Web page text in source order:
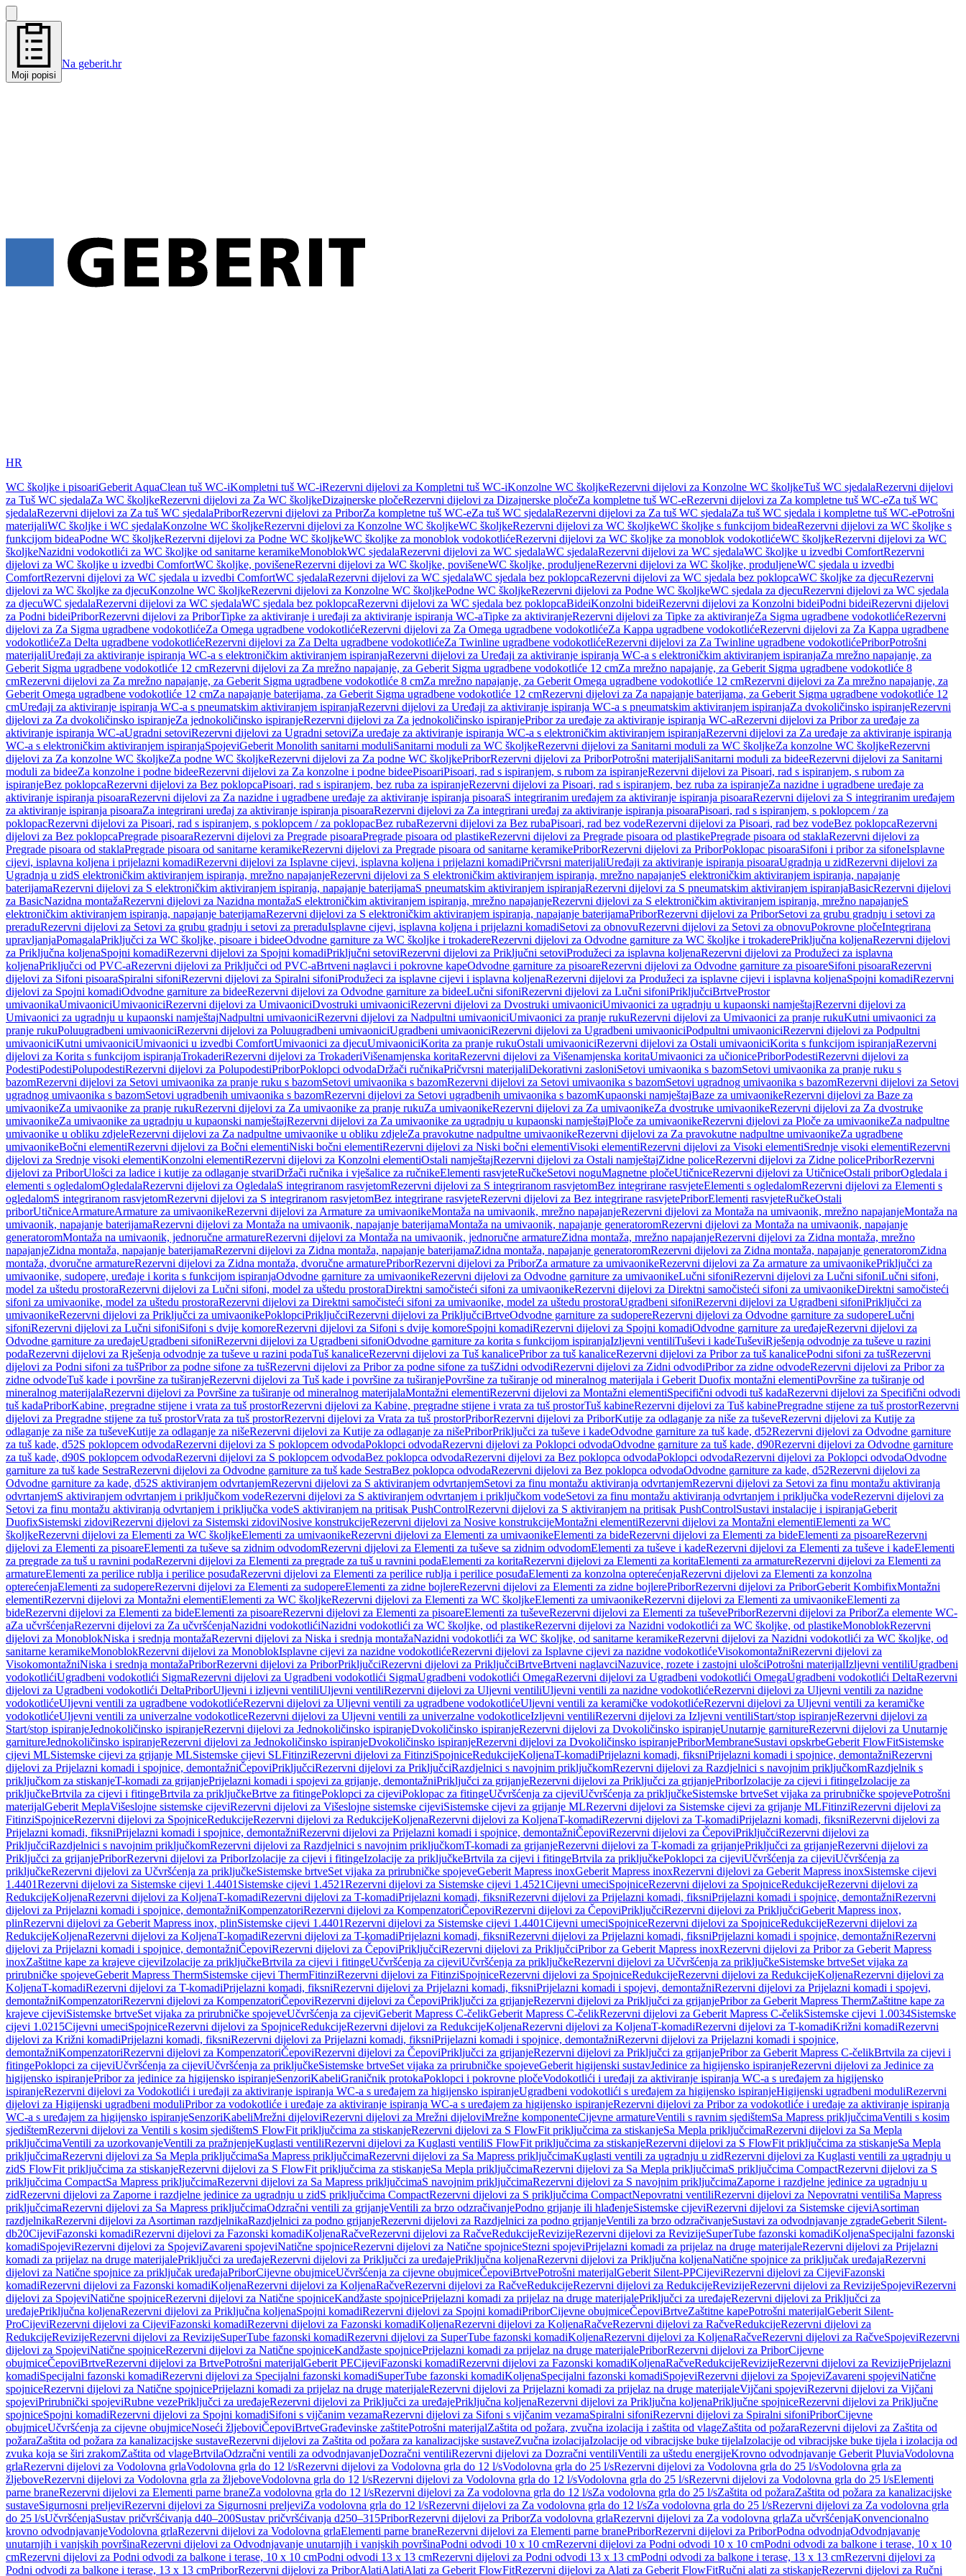
Moji popisi
Na geberit.hr
HR
WC školjke i pisoariGeberit AquaClean tuš WC-iKompletni tuš WC-iRezervni dijelovi za Kompletni tuš WC-iKonzolne WC školjkeRezervni dijelovi za Konzolne WC školjkeTuš WC sjedalaRezervni dijelovi
za Tuš WC sjedalaZa WC školjkeRezervni dijelovi za Za WC školjkeDizajnerske pločeRezervni dijelovi za Dizajnerske pločeZa kompletne tuš WC-eRezervni dijelovi za Za kompletne tuš WC-eZa tuš WC
sjedalaRezervni dijelovi za Za tuš WC sjedalaPriborRezervni dijelovi za PriborZa kompletne tuš WC-eZa tuš WC sjedalaRezervni dijelovi za Za tuš WC sjedalaZa tuš WC sjedala i kompletne tuš WC-ePotrošni
materijaliWC školjke i WC sjedalaKonzolne WC školjkeRezervni dijelovi za Konzolne WC školjkeWC školjkeRezervni dijelovi za WC školjkeWC školjke s funkcijom bideaRezervni dijelovi za WC školjke s
funkcijom bideaPodne WC školjkeRezervni dijelovi za Podne WC školjkeWC školjke za monoblok vodokotlićeRezervni dijelovi za WC školjke za monoblok vodokotlićeWC školjkeRezervni dijelovi za WC
školjkeNazidni vodokotlići za WC školjke od sanitarne keramikeMonoblokWC sjedalaRezervni dijelovi za WC sjedalaWC sjedalaRezervni dijelovi za WC sjedalaWC školjke u izvedbi ComfortRezervni
dijelovi za WC školjke u izvedbi ComfortWC školjke, povišeneRezervni dijelovi za WC školjke, povišeneWC školjke, produljeneRezervni dijelovi za WC školjke, produljeneWC sjedala u izvedbi
ComfortRezervni dijelovi za WC sjedala u izvedbi ComfortWC sjedalaRezervni dijelovi za WC sjedalaWC sjedala bez poklopcaRezervni dijelovi za WC sjedala bez poklopcaWC školjke za djecuRezervni
dijelovi za WC školjke za djecuKonzolne WC školjkeRezervni dijelovi za Konzolne WC školjkePodne WC školjkeRezervni dijelovi za Podne WC školjkeWC sjedala za djecuRezervni dijelovi za WC sjedala
za djecuWC sjedalaRezervni dijelovi za WC sjedalaWC sjedala bez poklopcaRezervni dijelovi za WC sjedala bez poklopcaBideiKonzolni bideiRezervni dijelovi za Konzolni bideiPodni bideiRezervni dijelovi
za Podni bideiPriborRezervni dijelovi za PriborTipke za aktiviranje i uređaji za aktiviranje ispiranja WC-aTipke za aktiviranjeRezervni dijelovi za Tipke za aktiviranjeZa Sigma ugradbene vodokotlićeRezervni
dijelovi za Za Sigma ugradbene vodokotlićeZa Omega ugradbene vodokotlićeRezervni dijelovi za Za Omega ugradbene vodokotlićeZa Kappa ugradbene vodokotlićeRezervni dijelovi za Za Kappa ugradbene
vodokotlićeZa Delta ugradbene vodokotlićeRezervni dijelovi za Za Delta ugradbene vodokotlićeZa Twinline ugradbene vodokotlićeRezervni dijelovi za Za Twinline ugradbene vodokotlićePriborPotrošni
materijaliUređaji za aktiviranje ispiranja WC-a s elektroničkim aktiviranjem ispiranjaRezervni dijelovi za Uređaji za aktiviranje ispiranja WC-a s elektroničkim aktiviranjem ispiranjaZa mrežno napajanje, za
Geberit Sigma ugradbene vodokotliće 12 cmRezervni dijelovi za Za mrežno napajanje, za Geberit Sigma ugradbene vodokotliće 12 cmZa mrežno napajanje, za Geberit Sigma ugradbene vodokotliće 8
cmRezervni dijelovi za Za mrežno napajanje, za Geberit Sigma ugradbene vodokotliće 8 cmZa mrežno napajanje, za Geberit Omega ugradbene vodokotliće 12 cmRezervni dijelovi za Za mrežno napajanje, za
Geberit Omega ugradbene vodokotliće 12 cmZa napajanje baterijama, za Geberit Sigma ugradbene vodokotliće 12 cmRezervni dijelovi za Za napajanje baterijama, za Geberit Sigma ugradbene vodokotliće 12
cmUređaji za aktiviranje ispiranja WC-a s pneumatskim aktiviranjem ispiranjaRezervni dijelovi za Uređaji za aktiviranje ispiranja WC-a s pneumatskim aktiviranjem ispiranjaZa dvokoličinsko ispiranjeRezervni
dijelovi za Za dvokoličinsko ispiranjeZa jednokoličinsko ispiranjeRezervni dijelovi za Za jednokoličinsko ispiranjePribor za uređaje za aktiviranje ispiranja WC-aRezervni dijelovi za Pribor za uređaje za
aktiviranje ispiranja WC-aUgradni setoviRezervni dijelovi za Ugradni setoviZa uređaje za aktiviranje ispiranja WC-a s elektroničkim aktiviranjem ispiranjaRezervni dijelovi za Za uređaje za aktiviranje ispiranja
WC-a s elektroničkim aktiviranjem ispiranjaSpojeviGeberit Monolith sanitarni moduliSanitarni moduli za WC školjkeRezervni dijelovi za Sanitarni moduli za WC školjkeZa konzolne WC školjkeRezervni
dijelovi za Za konzolne WC školjkeZa podne WC školjkeRezervni dijelovi za Za podne WC školjkePriborRezervni dijelovi za PriborPotrošni materijaliSanitarni moduli za bideeRezervni dijelovi za Sanitarni
moduli za bideeZa konzolne i podne bideeRezervni dijelovi za Za konzolne i podne bideePisoariPisoari, rad s ispiranjem, s rubom za ispiranjeRezervni dijelovi za Pisoari, rad s ispiranjem, s rubom za
ispiranjeBez poklopcaRezervni dijelovi za Bez poklopcaPisoari, rad s ispiranjem, bez ruba za ispiranjeRezervni dijelovi za Pisoari, rad s ispiranjem, bez ruba za ispiranjeZa nazidne i ugradbene uređaje za
aktiviranje ispiranja pisoaraRezervni dijelovi za Za nazidne i ugradbene uređaje za aktiviranje ispiranja pisoaraS integriranim uređajem za aktiviranje ispiranja pisoaraRezervni dijelovi za S integriranim uređajem
za aktiviranje ispiranja pisoaraZa integrirani uređaj za aktiviranje ispiranja pisoaraRezervni dijelovi za Za integrirani uređaj za aktiviranje ispiranja pisoaraPisoari, rad s ispiranjem, s poklopcem / za
poklopacRezervni dijelovi za Pisoari, rad s ispiranjem, s poklopcem / za poklopacBez rubaRezervni dijelovi za Bez rubaPisoari, rad bez vodeRezervni dijelovi za Pisoari, rad bez vodeBez poklopcaRezervni
dijelovi za Bez poklopcaPregrade pisoaraRezervni dijelovi za Pregrade pisoaraPregrade pisoara od plastikeRezervni dijelovi za Pregrade pisoara od plastikePregrade pisoara od staklaRezervni dijelovi za
Pregrade pisoara od staklaPregrade pisoara od sanitarne keramikeRezervni dijelovi za Pregrade pisoara od sanitarne keramikePriborRezervni dijelovi za PriborPoklopac pisoaraSifoni i pribor za sifoneIsplavne
cijevi, isplavna koljena i prijelazni komadiRezervni dijelovi za Isplavne cijevi, isplavna koljena i prijelazni komadiPričvrsni materijaliUređaji za aktiviranje ispiranja pisoaraUgradnja u zidRezervni dijelovi za
Ugradnja u zidS elektroničkim aktiviranjem ispiranja, mrežno napajanjeRezervni dijelovi za S elektroničkim aktiviranjem ispiranja, mrežno napajanjeS elektroničkim aktiviranjem ispiranja, napajanje
baterijamaRezervni dijelovi za S elektroničkim aktiviranjem ispiranja, napajanje baterijamaS pneumatskim aktiviranjem ispiranjaRezervni dijelovi za S pneumatskim aktiviranjem ispiranjaBasicRezervni dijelovi
za BasicNazidna montažaRezervni dijelovi za Nazidna montažaS elektroničkim aktiviranjem ispiranja, mrežno napajanjeRezervni dijelovi za S elektroničkim aktiviranjem ispiranja, mrežno napajanjeS
elektroničkim aktiviranjem ispiranja, napajanje baterijamaRezervni dijelovi za S elektroničkim aktiviranjem ispiranja, napajanje baterijamaPriborRezervni dijelovi za PriborSetovi za grubu gradnju i setovi za
preraduRezervni dijelovi za Setovi za grubu gradnju i setovi za preraduIsplavne cijevi, isplavna koljena i prijelazni komadiSetovi za obnovuRezervni dijelovi za Setovi za obnovuPokrovne pločeIntegrirana
upravljanjaPomagalaPriključci za WC školjke, pisoare i bideeOdvodne garniture za WC školjke i trokadereRezervni dijelovi za Odvodne garniture za WC školjke i trokaderePriključna koljenaRezervni dijelovi
za Priključna koljenaSpojni komadiRezervni dijelovi za Spojni komadiPriključni setoviRezervni dijelovi za Priključni setoviProdužeci za isplavna koljenaRezervni dijelovi za Produžeci za isplavna
koljenaPriključci od PVC-aRezervni dijelovi za Priključci od PVC-aBrtveni naglavci i pokrovne kapeOdvodne garniture za pisoareRezervni dijelovi za Odvodne garniture za pisoareSifoni pisoaraRezervni
dijelovi za Sifoni pisoaraSpiralni sifoniRezervni dijelovi za Spiralni sifoniProdužeci za isplavne cijevi i isplavna koljenaRezervni dijelovi za Produžeci za isplavne cijevi i isplavna koljenaSpojni komadiRezervni
dijelovi za Spojni komadiOdvodne garniture za bideeRezervni dijelovi za Odvodne garniture za bideeLučni sifoniRezervni dijelovi za Lučni sifoniPriključciBrtveProstor
umivaonikaUmivaoniciUmivaoniciRezervni dijelovi za UmivaoniciDvostruki umivaoniciRezervni dijelovi za Dvostruki umivaoniciUmivaonici za ugradnju u kupaonski namještajRezervni dijelovi za
Umivaonici za ugradnju u kupaonski namještajNadpultni umivaoniciRezervni dijelovi za Nadpultni umivaoniciUmivaonici za pranje rukuRezervni dijelovi za Umivaonici za pranje rukuKutni umivaonici za
pranje rukuPoluugradbeni umivaoniciRezervni dijelovi za Poluugradbeni umivaoniciUgradbeni umivaoniciRezervni dijelovi za Ugradbeni umivaoniciPodpultni umivaoniciRezervni dijelovi za Podpultni
umivaoniciKutni umivaoniciUmivaonici u izvedbi ComfortUmivaonici za djecuUmivaoniciKorita za pranje rukuOstali umivaoniciRezervni dijelovi za Ostali umivaoniciKorita s funkcijom ispiranjaRezervni
dijelovi za Korita s funkcijom ispiranjaTrokaderiRezervni dijelovi za TrokaderiVišenamjenska koritaRezervni dijelovi za Višenamjenska koritaUmivaonici za učionicePriborPodestiRezervni dijelovi za
PodestiPodestiPolupodestiRezervni dijelovi za PolupodestiPriborPoklopci odvodaDržači ručnikaPričvrsni materijaliDekorativni zasloniSetovi umivaonika s bazomSetovi umivaonika za pranje ruku s
bazomRezervni dijelovi za Setovi umivaonika za pranje ruku s bazomSetovi umivaonika s bazomRezervni dijelovi za Setovi umivaonika s bazomSetovi ugradnog umivaonika s bazomRezervni dijelovi za Setovi
ugradnog umivaonika s bazomSetovi ugradbenih umivaonika s bazomRezervni dijelovi za Setovi ugradbenih umivaonika s bazomKupaonski namještajBaze za umivaonikeRezervni dijelovi za Baze za
umivaonikeZa umivaonike za pranje rukuRezervni dijelovi za Za umivaonike za pranje rukuZa umivaonikeRezervni dijelovi za Za umivaonikeZa dvostruke umivaonikeRezervni dijelovi za Za dvostruke
umivaonikeZa umivaonike za ugradnju u kupaonski namještajRezervni dijelovi za Za umivaonike za ugradnju u kupaonski namještajPloče za umivaonikeRezervni dijelovi za Ploče za umivaonikeZa nadpultne
umivaonike u obliku zdjeleRezervni dijelovi za Za nadpultne umivaonike u obliku zdjeleZa pravokutne nadpultne umivaonikeRezervni dijelovi za Za pravokutne nadpultne umivaonikeZa ugradbene
umivaonikeBočni elementiRezervni dijelovi za Bočni elementiNiski bočni elementiRezervni dijelovi za Niski bočni elementiVisoki elementiRezervni dijelovi za Visoki elementiSrednje visoki elementiRezervni
dijelovi za Srednje visoki elementiKonzolni elementiRezervni dijelovi za Konzolni elementiOstali namještajRezervni dijelovi za Ostali namještajZidne policeRezervni dijelovi za Zidne policePriborRezervni
dijelovi za PriborUlošci za ladice i kutije za odlaganje stvariDržači ručnika i vješalice za ručnikeElementi rasvjeteRučkeSetovi noguMagnetne pločeUtičniceRezervni dijelovi za UtičniceOstali priborOgledala i
elementi s ogledalomOgledalaRezervni dijelovi za OgledalaS integriranom rasvjetomRezervni dijelovi za S integriranom rasvjetomBez integrirane rasvjeteElementi s ogledalomRezervni dijelovi za Elementi s
ogledalomS integriranom rasvjetomRezervni dijelovi za S integriranom rasvjetomBez integrirane rasvjeteRezervni dijelovi za Bez integrirane rasvjetePriborElementi rasvjeteRučkeOstali
priborUtičniceArmatureArmature za umivaonikeRezervni dijelovi za Armature za umivaonikeMontaža na umivaonik, mrežno napajanjeRezervni dijelovi za Montaža na umivaonik, mrežno napajanjeMontaža na
umivaonik, napajanje baterijamaRezervni dijelovi za Montaža na umivaonik, napajanje baterijamaMontaža na umivaonik, napajanje generatoromRezervni dijelovi za Montaža na umivaonik, napajanje
generatoromMontaža na umivaonik, jednoručne armatureRezervni dijelovi za Montaža na umivaonik, jednoručne armatureZidna montaža, mrežno napajanjeRezervni dijelovi za Zidna montaža, mrežno
napajanjeZidna montaža, napajanje baterijamaRezervni dijelovi za Zidna montaža, napajanje baterijamaZidna montaža, napajanje generatoromRezervni dijelovi za Zidna montaža, napajanje generatoromZidna
montaža, dvoručne armatureRezervni dijelovi za Zidna montaža, dvoručne armaturePriborRezervni dijelovi za PriborZa armature za umivaonikeRezervni dijelovi za Za armature za umivaonikePriključci za
umivaonike, sudopere, uređaje i korita s funkcijom ispiranjaOdvodne garniture za umivaonikeRezervni dijelovi za Odvodne garniture za umivaonikeLučni sifoniRezervni dijelovi za Lučni sifoniLučni sifoni,
model za uštedu prostoraRezervni dijelovi za Lučni sifoni, model za uštedu prostoraDirektni samočisteći sifoni za umivaonikeRezervni dijelovi za Direktni samočisteći sifoni za umivaonikeDirektni samočisteći
sifoni za umivaonike, model za uštedu prostoraRezervni dijelovi za Direktni samočisteći sifoni za umivaonike, model za uštedu prostoraUgradbeni sifoniRezervni dijelovi za Ugradbeni sifoniPriključci za
umivaonikeRezervni dijelovi za Priključci za umivaonikePoklopciPriključciRezervni dijelovi za PriključciBrtveOdvodne garniture za sudopereRezervni dijelovi za Odvodne garniture za sudopereLučni
sifoniRezervni dijelovi za Lučni sifoniSifoni s dvije komoreRezervni dijelovi za Sifoni s dvije komoreSpojni komadiRezervni dijelovi za Spojni komadiOdvodne garniture za uređajeRezervni dijelovi za
Odvodne garniture za uređajeUgradbeni sifoniRezervni dijelovi za Ugradbeni sifoniOdvodne garniture za korita s funkcijom ispiranjaIzljevni ventiliTuševi i kadeTuševiRješenja odvodnje za tuševe u razini
podaRezervni dijelovi za Rješenja odvodnje za tuševe u razini podaTuš kanaliceRezervni dijelovi za Tuš kanalicePribor za tuš kanaliceRezervni dijelovi za Pribor za tuš kanalicePodni sifoni za tušRezervni
dijelovi za Podni sifoni za tušPribor za podne sifone za tušRezervni dijelovi za Pribor za podne sifone za tušZidni odvodiRezervni dijelovi za Zidni odvodiPribor za zidne odvodeRezervni dijelovi za Pribor za
zidne odvodeTuš kade i površine za tuširanjeRezervni dijelovi za Tuš kade i površine za tuširanjePovršine za tuširanje od mineralnog materijala i Geberit Duofix montažni elementiPovršine za tuširanje od
mineralnog materijalaRezervni dijelovi za Površine za tuširanje od mineralnog materijalaMontažni elementiRezervni dijelovi za Montažni elementiSpecifični odvodi tuš kadaRezervni dijelovi za Specifični odvodi
tuš kadaPriborKabine, pregradne stijene i vrata za tuš prostorRezervni dijelovi za Kabine, pregradne stijene i vrata za tuš prostorTuš kabineRezervni dijelovi za Tuš kabinePregradne stijene za tuš prostorRezervni
dijelovi za Pregradne stijene za tuš prostorVrata za tuš prostorRezervni dijelovi za Vrata za tuš prostorPriborRezervni dijelovi za PriborKutije za odlaganje za niše za tuševeRezervni dijelovi za Kutije za
odlaganje za niše za tuševeKutije za odlaganje za nišeRezervni dijelovi za Kutije za odlaganje za nišePriborPriključci za tuševe i kadeOdvodne garniture za tuš kade, d52Rezervni dijelovi za Odvodne garniture
za tuš kade, d52S poklopcem odvodaRezervni dijelovi za S poklopcem odvodaPoklopci odvodaRezervni dijelovi za Poklopci odvodaOdvodne garniture za tuš kade, d90Rezervni dijelovi za Odvodne garniture
za tuš kade, d90S poklopcem odvodaRezervni dijelovi za S poklopcem odvodaBez poklopca odvodaRezervni dijelovi za Bez poklopca odvodaPoklopci odvodaRezervni dijelovi za Poklopci odvodaOdvodne
garniture za tuš kade SestraRezervni dijelovi za Odvodne garniture za tuš kade SestraBez poklopca odvodaRezervni dijelovi za Bez poklopca odvodaOdvodne garniture za kade, d52Rezervni dijelovi za
Odvodne garniture za kade, d52S aktiviranjem odvrtanjemRezervni dijelovi za S aktiviranjem odvrtanjemSetovi za finu montažu aktiviranja odvrtanjemRezervni dijelovi za Setovi za finu montažu aktiviranja
odvrtanjemS aktiviranjem odvrtanjem i priključkom vodeRezervni dijelovi za S aktiviranjem odvrtanjem i priključkom vodeSetovi za finu montažu aktiviranja odvrtanjem i priključka vodeRezervni dijelovi za
Setovi za finu montažu aktiviranja odvrtanjem i priključka vodeS aktiviranjem na pritisak PushControlRezervni dijelovi za S aktiviranjem na pritisak PushControlSustavi instalacije i ispiranjaGeberit
DuofixSistemski zidoviRezervni dijelovi za Sistemski zidoviNosive konstrukcijeRezervni dijelovi za Nosive konstrukcijeMontažni elementiRezervni dijelovi za Montažni elementiElementi za WC
školjkeRezervni dijelovi za Elementi za WC školjkeElementi za umivaonikeRezervni dijelovi za Elementi za umivaonikeElementi za bideRezervni dijelovi za Elementi za bideElementi za pisoareRezervni
dijelovi za Elementi za pisoareElementi za tuševe sa zidnim odvodomRezervni dijelovi za Elementi za tuševe sa zidnim odvodomElementi za tuševe i kadeRezervni dijelovi za Elementi za tuševe i kadeElementi
za pregrade za tuš u ravnini podaRezervni dijelovi za Elementi za pregrade za tuš u ravnini podaElementi za koritaRezervni dijelovi za Elementi za koritaElementi za armatureRezervni dijelovi za Elementi za
armatureElementi za perilice rublja i perilice posuđaRezervni dijelovi za Elementi za perilice rublja i perilice posuđaElementi za konzolna opterećenjaRezervni dijelovi za Elementi za konzolna
opterećenjaElementi za sudopereRezervni dijelovi za Elementi za sudopereElementi za zidne bojlereRezervni dijelovi za Elementi za zidne bojlerePriborRezervni dijelovi za PriborGeberit KombifixMontažni
elementiRezervni dijelovi za Montažni elementiElementi za WC školjkeRezervni dijelovi za Elementi za WC školjkeElementi za umivaonikeRezervni dijelovi za Elementi za umivaonikeElementi za
bideRezervni dijelovi za Elementi za bideElementi za pisoareRezervni dijelovi za Elementi za pisoareElementi za tuševeRezervni dijelovi za Elementi za tuševePriborRezervni dijelovi za PriborZa elemente WC-
aZa učvršćenjaRezervni dijelovi za Za učvršćenjaNazidni vodokotlićiNazidni vodokotlići za WC školjke, od plastikeRezervni dijelovi za Nazidni vodokotlići za WC školjke, od plastikeMonoblokRezervni
dijelovi za MonoblokNiska i srednja montažaRezervni dijelovi za Niska i srednja montažaNazidni vodokotlići za WC školjke, od sanitarne keramikeRezervni dijelovi za Nazidni vodokotlići za WC školjke, od
sanitarne keramikeMonoblokRezervni dijelovi za MonoblokIsplavne cijevi za nazidne vodokotlićeRezervni dijelovi za Isplavne cijevi za nazidne vodokotlićeVisokomontažniRezervni dijelovi za
VisokomontažniNiska i srednja montažaPriborRezervni dijelovi za PriborPriključciRezervni dijelovi za PriključciBrtveBrtveni naglavciNazuvice, rozete i zastojni ulošciPotrošni materijalIzljevni ventiliUgradbeni
vodokotlićiUgradbeni vodokotlići SigmaRezervni dijelovi za Ugradbeni vodokotlići SigmaUgradbeni vodokotlići OmegaRezervni dijelovi za Ugradbeni vodokotlići OmegaUgradbeni vodokotlići DeltaRezervni
dijelovi za Ugradbeni vodokotlići DeltaPriborUljevni i izljevni ventiliUljevni ventiliRezervni dijelovi za Uljevni ventiliUljevni ventili za nazidne vodokotlićeRezervni dijelovi za Uljevni ventili za nazidne
vodokotlićeUljevni ventili za ugradbene vodokotlićeRezervni dijelovi za Uljevni ventili za ugradbene vodokotlićeUljevni ventili za keramičke vodokotlićeRezervni dijelovi za Uljevni ventili za keramičke
vodokotlićeUljevni ventili za univerzalne vodokotliceRezervni dijelovi za Uljevni ventili za univerzalne vodokotliceIzljevni ventiliRezervni dijelovi za Izljevni ventiliStart/stop ispiranjeRezervni dijelovi za
Start/stop ispiranjeJednokoličinsko ispiranjeRezervni dijelovi za Jednokoličinsko ispiranjeDvokoličinsko ispiranjeRezervni dijelovi za Dvokoličinsko ispiranjeUnutarnje garnitureRezervni dijelovi za Unutarnje
garnitureJednokoličinsko ispiranjeRezervni dijelovi za Jednokoličinsko ispiranjeDvokoličinsko ispiranjeRezervni dijelovi za Dvokoličinsko ispiranjePriborMembraneSustavi opskrbeGeberit FlowFitSistemske
cijevi MLSistemske cijevi za grijanje MLSistemske cijevi SLFitinziRezervni dijelovi za FitinziSpojniceRedukcijeKoljenaT-komadiPrijelazni komadi, fiksniPrijelazni komadi i spojnice, demontažniRezervni
dijelovi za Prijelazni komadi i spojnice, demontažniČepoviPriključciRezervni dijelovi za PriključciRazdjelnici s navojnim priključkomRezervni dijelovi za Razdjelnici s navojnim priključkomRazdjelnik s
priključkom za stiskanjeT-komadi za grijanjePrijelazni komadi i spojevi za grijanje, demontažniPriključci za grijanjeRezervni dijelovi za Priključci za grijanjePriborIzolacije za cijevi i fitingeIzolacije za
priključkeBrtvila za cijevi i fitingeBrtvila za priključkeBrtve za fitingePoklopci za cijeviPoklopac za fitingeUčvršćenja za cijeviUčvršćenja za priključkeSistemske brtveSet vijaka za prirubničke spojevePotrošni
materijalGeberit MeplaVišeslojne sistemske cijeviRezervni dijelovi za Višeslojne sistemske cijeviSistemske cijevi za grijanje MLRezervni dijelovi za Sistemske cijevi za grijanje MLFitinziRezervni dijelovi za
FitinziSpojniceRezervni dijelovi za SpojniceRedukcijeRezervni dijelovi za RedukcijeKoljenaRezervni dijelovi za KoljenaT-komadiRezervni dijelovi za T-komadiPrijelazni komadi, fiksniRezervni dijelovi za
Prijelazni komadi, fiksniPrijelazni komadi i spojnice, demontažniRezervni dijelovi za Prijelazni komadi i spojnice, demontažniČepoviRezervni dijelovi za ČepoviPriključciRezervni dijelovi za
PriključciRazdjelnici s navojnim priključkomRezervni dijelovi za Razdjelnici s navojnim priključkomT-komadi za grijanjeRezervni dijelovi za T-komadi za grijanjePriključci za grijanjeRezervni dijelovi za
Priključci za grijanjePriborRezervni dijelovi za PriborIzolacije za cijevi i fitingeIzolacije za priključkeBrtvila za cijevi i fitingeBrtvila za priključkePoklopci za cijeviUčvršćenja za cijeviUčvršćenja za
priključkeRezervni dijelovi za Učvršćenja za priključkeSistemske brtveSet vijaka za prirubničke spojeveGeberit Mapress inoxGeberit Mapress inoxRezervni dijelovi za Geberit Mapress inoxSistemske cijevi
1.4401Rezervni dijelovi za Sistemske cijevi 1.4401 Sistemske cijevi 1.4521Rezervni dijelovi za Sistemske cijevi 1.4521Cijevni umeciSpojniceRezervni dijelovi za SpojniceRedukcijeRezervni dijelovi za
RedukcijeKoljenaRezervni dijelovi za KoljenaT-komadiRezervni dijelovi za T-komadiPrijelazni komadi, fiksniRezervni dijelovi za Prijelazni komadi, fiksniPrijelazni komadi i spojnice, demontažniRezervni
dijelovi za Prijelazni komadi i spojnice, demontažniKompenzatoriRezervni dijelovi za KompenzatoriČepoviRezervni dijelovi za ČepoviPriključciRezervni dijelovi za PriključciGeberit Mapress inox,
plinRezervni dijelovi za Geberit Mapress inox, plinSistemske cijevi 1.4401Rezervni dijelovi za Sistemske cijevi 1.4401Cijevni umeciSpojniceRezervni dijelovi za SpojniceRedukcijeRezervni dijelovi za
RedukcijeKoljenaRezervni dijelovi za KoljenaT-komadiRezervni dijelovi za T-komadiPrijelazni komadi, fiksniRezervni dijelovi za Prijelazni komadi, fiksniPrijelazni komadi i spojnice, demontažniRezervni
dijelovi za Prijelazni komadi i spojnice, demontažniČepoviRezervni dijelovi za ČepoviPriključciRezervni dijelovi za PriključciPribor za Geberit Mapress inoxRezervni dijelovi za Pribor za Geberit Mapress
inoxZaštitne kape za krajeve cijeviIzolacije za priključkeBrtvila za cijevi i fitingeUčvršćenja za cijeviUčvršćenja za priključkeRezervni dijelovi za Učvršćenja za priključkeSistemske brtveSet vijaka za
prirubničke spojeveGeberit Mapress ThermSistemske cijevi ThermFitinziRezervni dijelovi za FitinziSpojniceRezervni dijelovi za SpojniceRedukcijeRezervni dijelovi za RedukcijeKoljenaRezervni dijelovi za
KoljenaT-komadiRezervni dijelovi za T-komadiPrijelazni komadi, fiksniRezervni dijelovi za Prijelazni komadi, fiksniPrijelazni komadi i spojevi, demontažniRezervni dijelovi za Prijelazni komadi i spojevi,
demontažniKompenzatoriRezervni dijelovi za KompenzatoriČepoviRezervni dijelovi za ČepoviPriključci za grijanjeRezervni dijelovi za Priključci za grijanjePribor za Geberit Mapress ThermZaštitne kape za
krajeve cijeviSistemske brtveSet vijaka za prirubničke spojeveUčvršćenja za cijeviGeberit Mapress C-čelikGeberit Mapress C-čelikRezervni dijelovi za Geberit Mapress C-čelikSistemske cijevi 1.0034Sistemske
cijevi 1.0215Cijevni umeciSpojniceRezervni dijelovi za SpojniceRedukcijeRezervni dijelovi za RedukcijeKoljenaRezervni dijelovi za KoljenaT-komadiRezervni dijelovi za T-komadiKrižni komadiRezervni
dijelovi za Križni komadiPrijelazni komadi, fiksniRezervni dijelovi za Prijelazni komadi, fiksniPrijelazni komadi i spojnice, demontažniRezervni dijelovi za Prijelazni komadi i spojnice,
demontažniKompenzatoriRezervni dijelovi za KompenzatoriČepoviRezervni dijelovi za ČepoviPriključci za grijanjeRezervni dijelovi za Priključci za grijanjePribor za Geberit Mapress C-čelikBrtvila za cijevi i
fitingePoklopci za cijeviUčvršćenja za cijeviUčvršćenja za priključkeSistemske brtveSet vijaka za prirubničke spojeveGeberit higijenski sustavJedinice za higijensko ispiranjeRezervni dijelovi za Jedinice za
higijensko ispiranjePribor za jedinice za higijensko ispiranjeSenzoriKabeliGraničnik protokaPoklopci i pokrovne pločeVodokotlići i uređaji za aktiviranje ispiranja WC-a s uređajem za higijensko
ispiranjeRezervni dijelovi za Vodokotlići i uređaji za aktiviranje ispiranja WC-a s uređajem za higijensko ispiranjeUgradbeni vodokotlići s uređajem za higijensko ispiranjeHigijenski ugradbeni moduliRezervni
dijelovi za Higijenski ugradbeni moduliPribor za vodokotliće i uređaje za aktiviranje ispiranja WC-a s uređajem za higijensko ispiranjeRezervni dijelovi za Pribor za vodokotliće i uređaje za aktiviranje ispiranja
WC-a s uređajem za higijensko ispiranjeSenzoriKabeliMrežni dijeloviRezervni dijelovi za Mrežni dijeloviMrežne komponenteCijevne armatureVentili s ravnim sjedištemSa Mapress priključcimaVentili s kosim
sjedištemRezervni dijelovi za Ventili s kosim sjedištemS FlowFit priključcima za stiskanjeRezervni dijelovi za S FlowFit priključcima za stiskanjeSa Mepla priključcimaRezervni dijelovi za Sa Mepla
priključcimaVentili za uzorkovanjeVentili za pražnjenjeKuglasti ventiliRezervni dijelovi za Kuglasti ventiliS FlowFit priključcima za stiskanjeRezervni dijelovi za S FlowFit priključcima za stiskanjeSa Mepla
priključcimaRezervni dijelovi za Sa Mepla priključcimaSa Mapress priključcimaRezervni dijelovi za Sa Mapress priključcimaKuglasti ventili za ugradnju u zidRezervni dijelovi za Kuglasti ventili za ugradnju u
zidS FlowFit priključcima za stiskanjeRezervni dijelovi za S FlowFit priključcima za stiskanjeSa Mepla priključcimaRezervni dijelovi za Sa Mepla priključcimaS priključcima CompactRezervni dijelovi za S
priključcima CompactSa Mapress priključcimaRezervni dijelovi za Sa Mapress priključcimaS navojnim priključcimaRezervni dijelovi za S navojnim priključcimaZaporne i razdjelne jedinice za ugradnju u
zidRezervni dijelovi za Zaporne i razdjelne jedinice za ugradnju u zidS priključcima CompactRezervni dijelovi za S priključcima CompactNepovratni ventiliRezervni dijelovi za Nepovratni ventiliSa Mapress
priključcimaRezervni dijelovi za Sa Mapress priključcimaOdzračni ventili za grijanjeVentili za brzo odzračivanjePodno grijanje ili hlađenjeSistemske cijeviRezervni dijelovi za Sistemske cijeviAsortiman
razdjelnikaRezervni dijelovi za Asortiman razdjelnikaRazdjelnici za podno grijanjeRezervni dijelovi za Razdjelnici za podno grijanjeVentili za brzo odzračivanjeSustavi za odvodnjavanje zgradeGeberit Silent-
db20CijeviFazonski komadiRezervni dijelovi za Fazonski komadiKoljenaRačveRezervni dijelovi za RačveRedukcijeRevizijeRezervni dijelovi za RevizijeSuperTube fazonski komadiKoljenaSpecijalni fazonski
komadiSpojeviRezervni dijelovi za SpojeviZavareni spojeviNatične spojniceRezervni dijelovi za Natične spojniceStezni spojeviPrijelazni komadi za prijelaz na druge materijaleRezervni dijelovi za Prijelazni
komadi za prijelaz na druge materijalePriključci za uređajeRezervni dijelovi za Priključci za uređajePriključna koljenaRezervni dijelovi za Priključna koljenaNatične spojnice za priključak uređajaRezervni
dijelovi za Natične spojnice za priključak uređajaPriborCijevne obujmiceUčvršćenja za cijevne obujmiceČepoviBrtvePotrošni materijalGeberit Silent-PPCijeviRezervni dijelovi za CijeviFazonski
komadiRezervni dijelovi za Fazonski komadiKoljenaRezervni dijelovi za KoljenaRačveRezervni dijelovi za RačveRedukcijeRezervni dijelovi za RedukcijeRevizijeRezervni dijelovi za RevizijeSpojeviRezervni
dijelovi za SpojeviNatične spojniceRezervni dijelovi za Natične spojniceKandžaste spojnicePrijelazni komadi za prijelaz na druge materijalePriključci za uređajeRezervni dijelovi za Priključci za
uređajePriključna koljenaRezervni dijelovi za Priključna koljenaSpojni komadiRezervni dijelovi za Spojni komadiPriborCijevne obujmiceČepoviBrtveZaštitne kapePotrošni materijalGeberit Silent-
ProCijeviRezervni dijelovi za CijeviFazonski komadiRezervni dijelovi za Fazonski komadiKoljenaRezervni dijelovi za KoljenaRačveRezervni dijelovi za RačveRedukcijeRezervni dijelovi za
RedukcijeRevizijeRezervni dijelovi za RevizijeSuperTube fazonski komadiRezervni dijelovi za SuperTube fazonski komadiKoljenaRezervni dijelovi za KoljenaRačveRezervni dijelovi za RačveSpojeviRezervni
dijelovi za SpojeviNatične spojniceRezervni dijelovi za Natične spojniceKandžaste spojnicePrijelazni komadi za prijelaz na druge materijalePriborRezervni dijelovi za PriborCijevne
obujmiceČepoviBrtveRezervni dijelovi za BrtvePotrošni materijalGeberit PECijeviFazonski komadiRezervni dijelovi za Fazonski komadiKoljenaRačveRedukcijeRevizijeRezervni dijelovi za RevizijePrijelazni
komadiSpecijalni fazonski komadiRezervni dijelovi za Specijalni fazonski komadiSuperTube fazonski komadiKoljenaSpecijalni fazonski komadiSpojeviRezervni dijelovi za SpojeviZavareni spojeviNatične
spojniceRezervni dijelovi za Natične spojnicePrijelazni komadi za prijelaz na druge materijaleRezervni dijelovi za Prijelazni komadi za prijelaz na druge materijaleVijčani spojeviRezervni dijelovi za Vijčani
spojeviPrirubnički spojeviRubne vezePriključci za uređajeRezervni dijelovi za Priključci za uređajePriključna koljenaRezervni dijelovi za Priključna koljenaPriključne spojniceRezervni dijelovi za Priključne
spojniceSpojni komadiRezervni dijelovi za Spojni komadiSifoni s vijčanim vezamaRezervni dijelovi za Sifoni s vijčanim vezamaSpiralni sifoniRezervni dijelovi za Spiralni sifoniPriborCijevne
obujmiceUčvršćenja za cijevne obujmiceNoseći žljeboviČepoviBrtveGrađevinske zaštitePotrošni materijalZaštita od požara, zvučna izolacija i zaštita od vlageZaštita od požaraRezervni dijelovi za Zaštita od
požaraZaštita od požara za kanalizacijske sustaveRezervni dijelovi za Zaštita od požara za kanalizacijske sustaveZvučna izolacijaIzolacije od vibracijske buke tijelaIzolacije od vibracijske buke tijela i izolacija od
zvuka koja se širi zrakomZaštita od vlageBrtvilaOdzračni ventili za odvodnjavanjeDozračni ventiliRezervni dijelovi za Dozračni ventiliVentili za uštedu energijeKrovno odvodnjavanje Geberit PluviaVodolovna
grlaRezervni dijelovi za Vodolovna grlaVodolovna grla do 12 l/sRezervni dijelovi za Vodolovna grla do 12 l/sVodolovna grla do 25 l/sRezervni dijelovi za Vodolovna grla do 25 l/sVodolovna grla za
žljeboveRezervni dijelovi za Vodolovna grla za žljeboveVodolovna grla do 12 l/sRezervni dijelovi za Vodolovna grla do 12 l/sVodolovna grla do 25 l/sRezervni dijelovi za Vodolovna grla do 25 l/sElementi
parne braneRezervni dijelovi za Elementi parne braneZa vodolovna grla do 12 l/sRezervni dijelovi za Za vodolovna grla do 12 l/sZa vodolovna grla do 25 l/sZaštita od požaraZaštita od požara za kanalizacijske
sustaveSigurnosni preljeviRezervni dijelovi za Sigurnosni preljeviZa vodolovna grla do 12 l/sRezervni dijelovi za Za vodolovna grla do 12 l/sZa vodolovna grla do 25 l/sRezervni dijelovi za Za vodolovna grla
do 25 l/sUčvršćenjaSustav pričvršćivanja d40–200Sustav pričvršćivanja d250–315PriborRezervni dijelovi za PriborZa vodolovna grlaRezervni dijelovi za Za vodolovna grlaZa učvršćenjaKonvencionalno
krovno odvodnjavanjeVodolovna grlaRezervni dijelovi za Vodolovna grlaElementi parne braneRezervni dijelovi za Elementi parne branePriborRezervni dijelovi za PriborPodna odvodnjaOdvodnjavanje
unutarnjih i vanjskih površinaRezervni dijelovi za Odvodnjavanje unutarnjih i vanjskih površinaPodni odvodi 10 x 10 cmRezervni dijelovi za Podni odvodi 10 x 10 cmPodni odvodi za balkone i terase, 10 x 10
cmRezervni dijelovi za Podni odvodi za balkone i terase, 10 x 10 cmPodni odvodi 13 x 13 cmRezervni dijelovi za Podni odvodi 13 x 13 cmPodni odvodi za balkone i terase, 13 x 13 cmRezervni dijelovi za
Podni odvodi za balkone i terase, 13 x 13 cmPriborRezervni dijelovi za PriborAlatiAlatiAlati za Geberit FlowFitRezervni dijelovi za Alati za Geberit FlowFitRučni alati za stiskanjeRezervni dijelovi za Ručni